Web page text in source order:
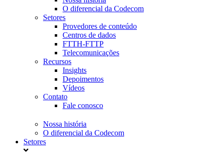
O diferencial da Codecom
Setores
Provedores de conteúdo
Centros de dados
FTTH-FTTP
Telecomunicações
Recursos
Insights
Depoimentos
Vídeos
Contato
Fale conosco
Nossa história
O diferencial da Codecom
Setores